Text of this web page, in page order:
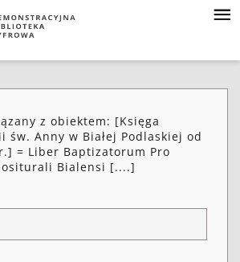
z obiektem: [Księga
św. Anny w Białej Podlaskiej od
= Liber Baptizatorum Pro
Bialensi [....]